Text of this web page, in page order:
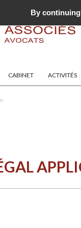
CABINET ACTIVITÉS
By